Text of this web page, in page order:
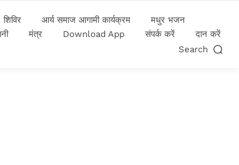
शिविर आर्य समाज आगामी कार्यक्रम
मधुर भजन
मंत्र Download App संपर्क करें
दान करें
Search